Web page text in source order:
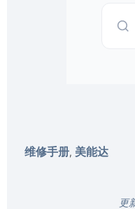
维修手册, 美能达
更